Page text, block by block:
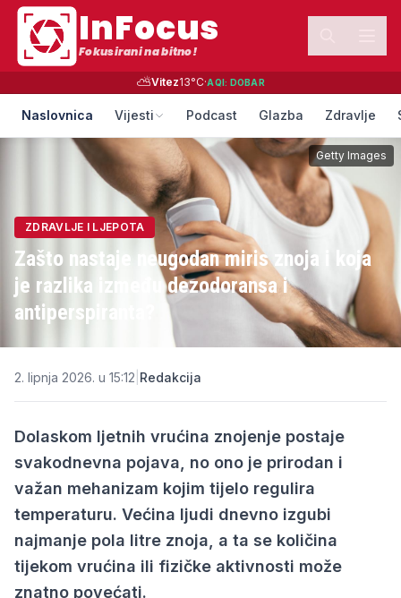
InFocus
Fokusirani na bitno!
⛅Vitez13°C·AQI: DOBAR
Naslovnica Vijesti Podcast Glazba Zdravlje
ZDRAVLJE I LJEPOTA
Zašto nastaje neugodan miris znoja i koja
je razlika između dezodoransa i
antiperspiranta?
Getty Images
2. lipnja 2026. u 15:12 Redakcija
Dolaskom ljetnih vrućina znojenje postaje
svakodnevna pojava, no ono je prirodan i
važan mehanizam kojim tijelo regulira
temperaturu. Većina ljudi dnevno izgubi
najmanje pola litre znoja, a ta se količina
tijekom vrućina ili fizičke aktivnosti može
znatno povećati.